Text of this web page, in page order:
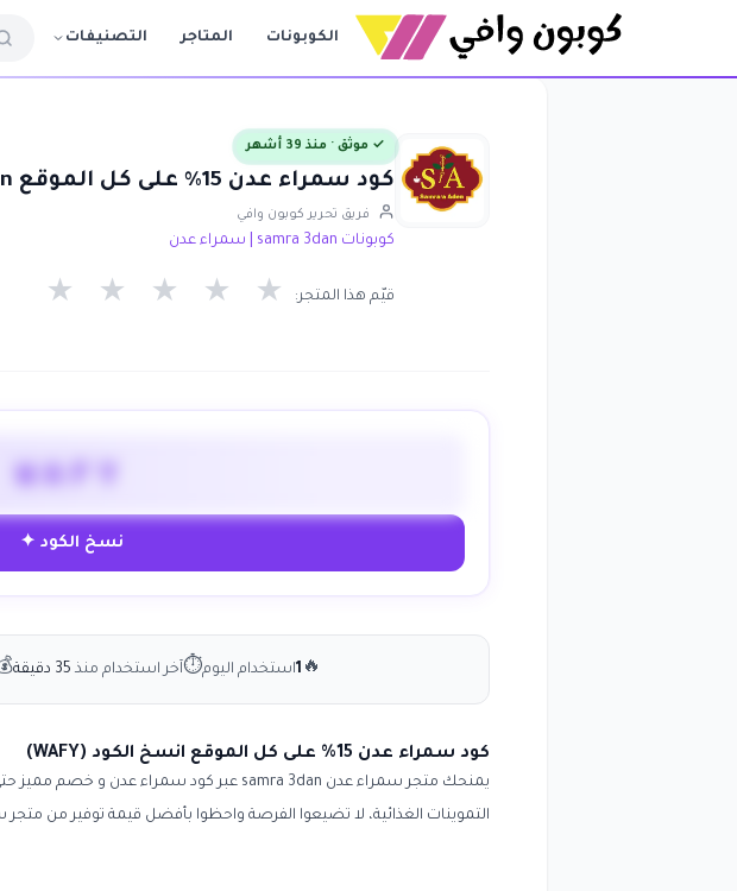
الكوبونات المتاجر التصنيفات
✓ موثق · منذ 39 أشهر
كود سمراء عدن 15% على كل الموقع samra 3dan
فريق تحرير كوبون وافي
كوبونات samra 3dan | سمراء عدن
قيّم هذا المتجر: ★ ★ ★ ★ ★
WAFY
نسخ الكود ✦
🔥
1استخدام اليوم⏱آخر استخدام منذ 35 دقيقة
كود سمراء عدن 15% على كل الموقع انسخ الكود (WAFY)
التموينات الغذائية، لا تضيعوا الفرصة واحظوا بأفضل قيمة توفير من